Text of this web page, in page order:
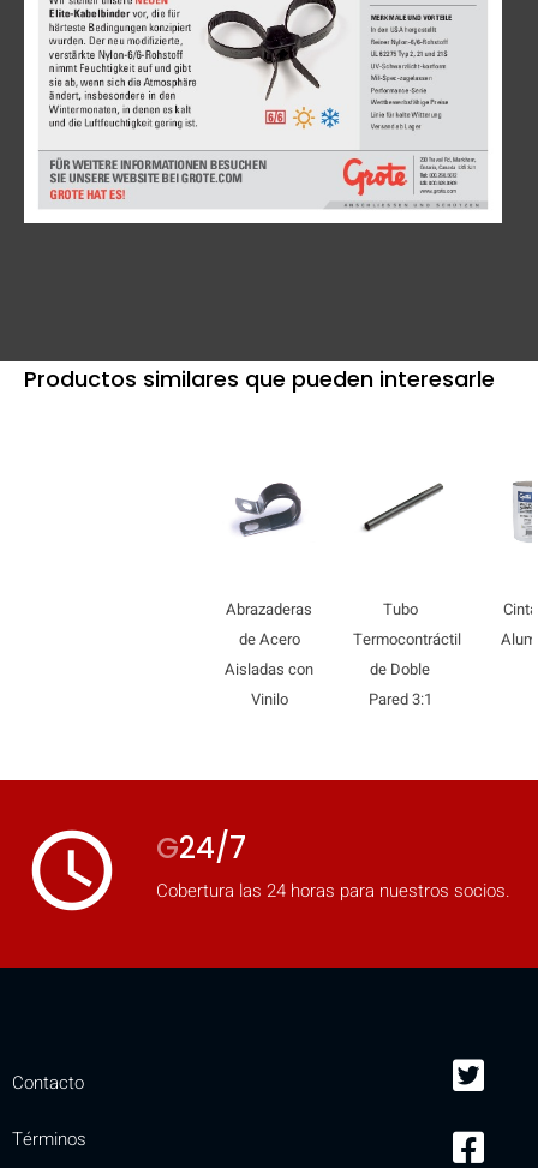
Productos similares que pueden interesarle
Abrazaderas
de Acero
Aisladas con
Vinilo
Tubo
Termocontráctil
de Doble
Pared 3:1
access_time G24/7
Cobertura las 24 horas para nuestros socios.
Contacto
Términos